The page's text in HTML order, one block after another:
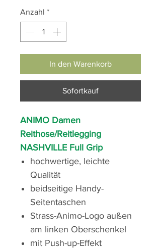
Anzahl *
In den Warenkorb
Sofortkauf
ANIMO Damen
Reithose/Reitlegging
NASHVILLE Full Grip
hochwertige, leichte
Qualität
beidseitige Handy-
Seitentaschen
Strass-Animo-Logo außen
am linken Oberschenkel
mit Push-up-Effekt